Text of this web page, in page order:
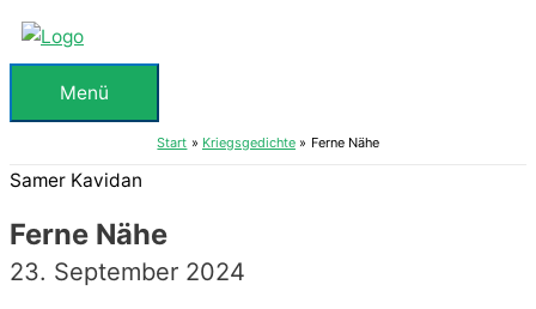
Zum
Inhalt
springenMenü
Menü
Start Kriegsgedichte Ferne Nähe
Samer Kavidan
Ferne Nähe
23. September 2024